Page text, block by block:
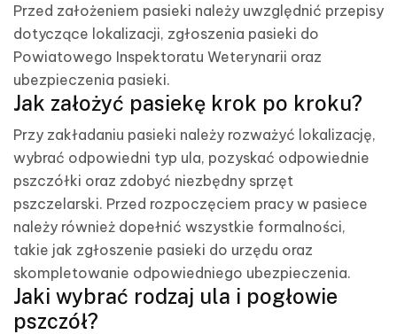
Przed założeniem pasieki należy uwzględnić przepisy
dotyczące lokalizacji, zgłoszenia pasieki do
Powiatowego Inspektoratu Weterynarii oraz
ubezpieczenia pasieki.
Jak założyć pasiekę krok po kroku?
Przy zakładaniu pasieki należy rozważyć lokalizację,
wybrać odpowiedni typ ula, pozyskać odpowiednie
pszczółki oraz zdobyć niezbędny sprzęt
pszczelarski. Przed rozpoczęciem pracy w pasiece
należy również dopełnić wszystkie formalności,
takie jak zgłoszenie pasieki do urzędu oraz
skompletowanie odpowiedniego ubezpieczenia.
Jaki wybrać rodzaj ula i pogłowie
pszczół?